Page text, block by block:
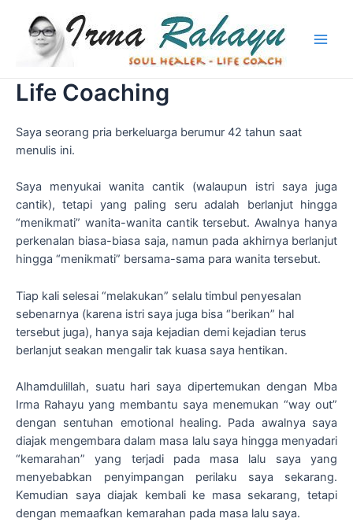
content
Life Coaching
Saya seorang pria berkeluarga berumur 42 tahun saat
menulis ini.
Saya menyukai wanita cantik (walaupun istri saya juga
cantik), tetapi yang paling seru adalah berlanjut hingga
“menikmati” wanita-wanita cantik tersebut. Awalnya hanya
perkenalan biasa-biasa saja, namun pada akhirnya berlanjut
hingga “menikmati” bersama-sama para wanita tersebut.
Tiap kali selesai “melakukan” selalu timbul penyesalan
sebenarnya (karena istri saya juga bisa “berikan” hal
tersebut juga), hanya saja kejadian demi kejadian terus
berlanjut seakan mengalir tak kuasa saya hentikan.
Alhamdulillah, suatu hari saya dipertemukan dengan Mba
Irma Rahayu yang membantu saya menemukan “way out”
dengan sentuhan emotional healing. Pada awalnya saya
diajak mengembara dalam masa lalu saya hingga menyadari
“kemarahan” yang terjadi pada masa lalu saya yang
menyebabkan penyimpangan perilaku saya sekarang.
Kemudian saya diajak kembali ke masa sekarang, tetapi
dengan memaafkan kemarahan pada masa lalu saya.